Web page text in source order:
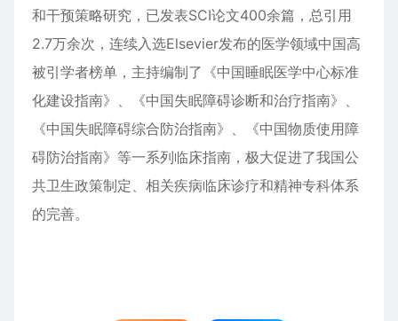
和干预策略研究，已发表SCI论文400余篇，总引用
2.7万余次，连续入选Elsevier发布的医学领域中国高
被引学者榜单，主持编制了《中国睡眠医学中心标准
化建设指南》、《中国失眠障碍诊断和治疗指南》、
《中国失眠障碍综合防治指南》、《中国物质使用障
碍防治指南》等一系列临床指南，极大促进了我国公
共卫生政策制定、相关疾病临床诊疗和精神专科体系
的完善。